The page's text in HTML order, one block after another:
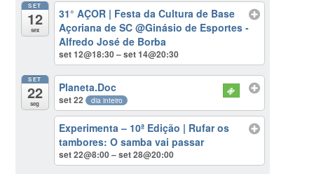
SET
12
sex
31° AÇOR | Festa da Cultura de Base
Açoriana de SC@Ginásio de Esportes -
Alfredo José de Borba
set 12@18:30 – set 14@20:30
SET
22
seg
Planeta.Doc
set 22 dia inteiro
Experimenta – 10ª Edição | Rufar os
tambores: O samba vai passar
set 22@8:00 – set 28@20:00